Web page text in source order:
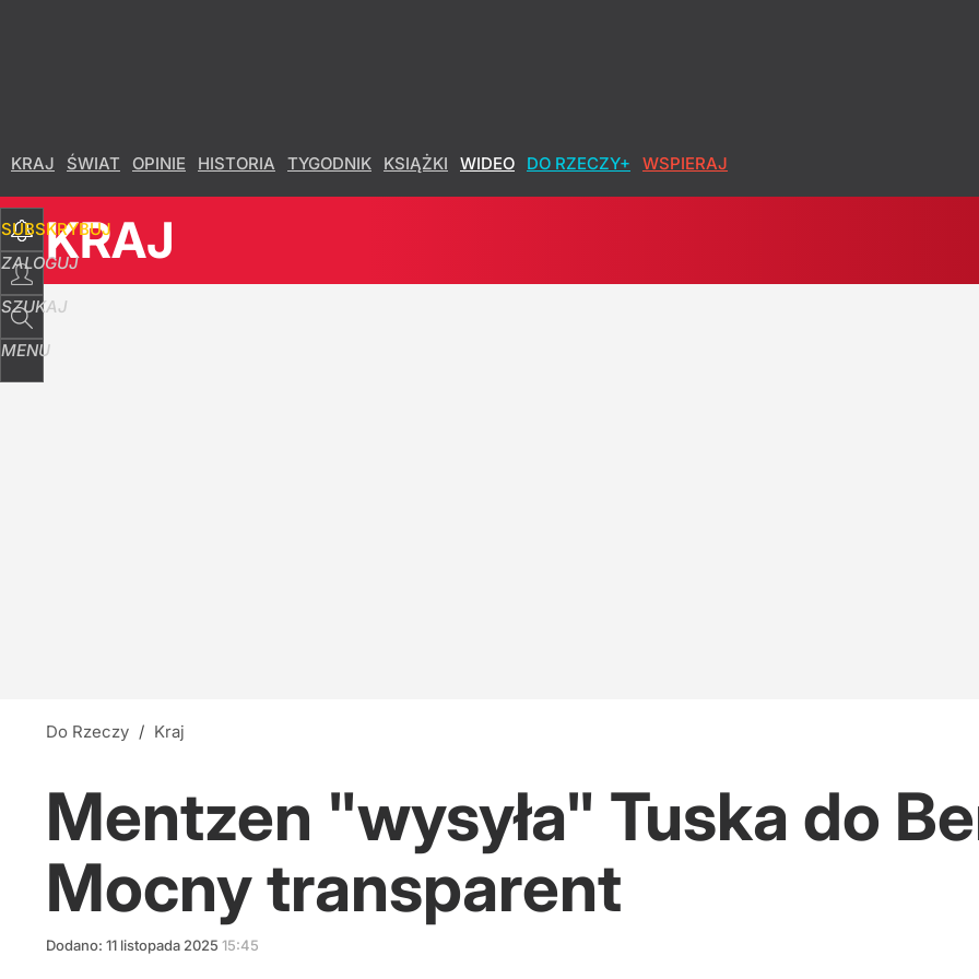
KRAJ ŚWIAT OPINIE HISTORIA TYGODNIK KSIĄŻKI WIDEO DO RZECZY+ WSPIERAJ
SUBSKRYBUJ
ZALOGUJ
SZUKAJ
MENU
KRAJ
Do Rzeczy / Kraj
Mentzen "wysyła" Tuska do
Mocny transparent
Dodano: 11 listopada 2025 15:45